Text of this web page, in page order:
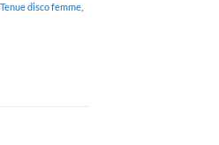
Tenue disco femme